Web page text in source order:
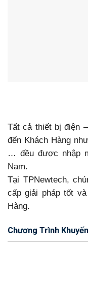
Tất cả thiết bị điện
đến Khách Hàng
… đều được nhập
Nam.
Tại TPNewtech,
cấp giải pháp tốt
Hàng.
Chương Trình